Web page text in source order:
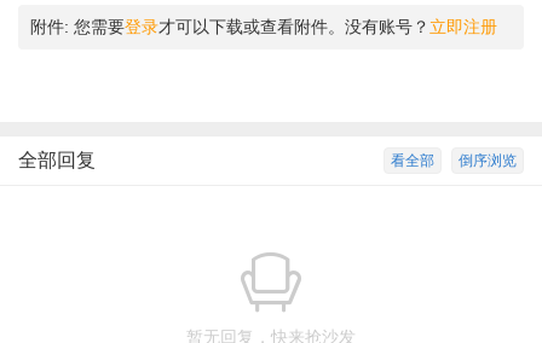
附件: 您需要登录才可以下载或查看附件。没有账号？ 立即注册
倒序浏览
看全部
全部回复
暂无回复，快来抢沙发